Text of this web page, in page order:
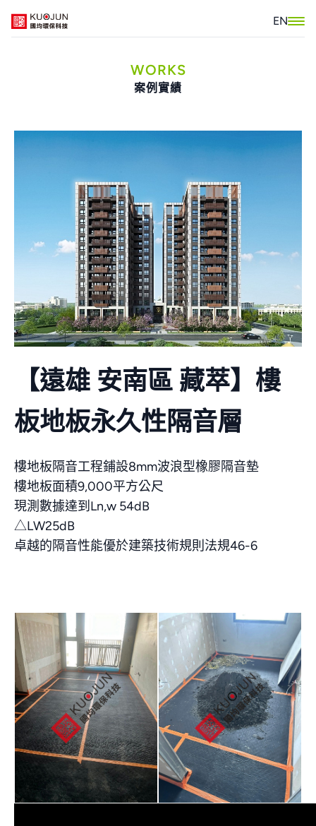
EN
關於我們
認證報告
低碳建築標示
案例實績
聯絡我們
WORKS
案例實績
【遠雄 安南區 藏萃】樓
板地板永久性隔音層
樓地板隔音工程鋪設8mm波浪型橡膠隔音墊
樓地板面積9,000平方公尺
現測數據達到Ln,w 54dB
△LW25dB
卓越的隔音性能優於建築技術規則法規46-6